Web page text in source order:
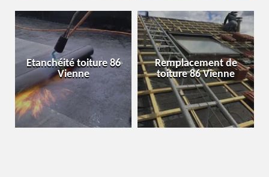
Etanchéité toiture 86
Vienne
Remplacement de
toiture 86 Vienne